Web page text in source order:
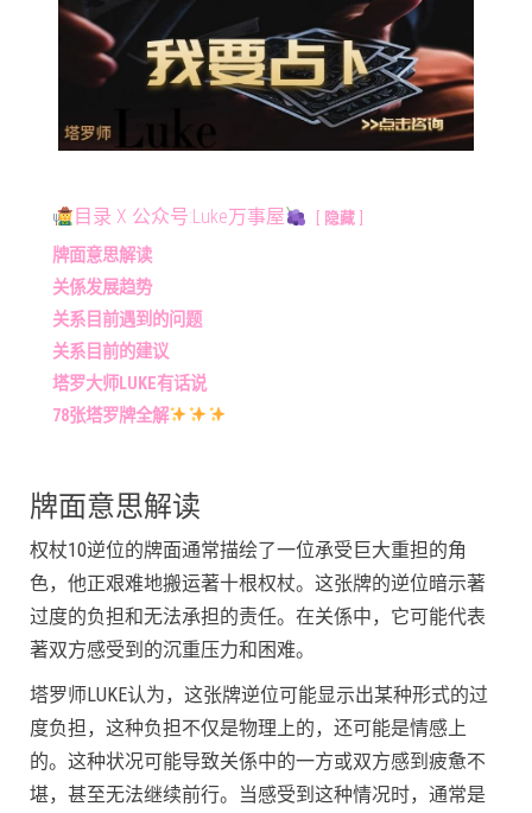
目录 X 公众号:Luke万事屋 隐藏
牌面意思解读
关係发展趋势
关系目前遇到的问题
关系目前的建议
塔罗大师LUKE有话说
78张塔罗牌全解
牌面意思解读
权杖10逆位的牌面通常描绘了一位承受巨大重担的角
色，他正艰难地搬运著十根权杖。这张牌的逆位暗示著
过度的负担和无法承担的责任。在关係中，它可能代表
著双方感受到的沉重压力和困难。
塔罗师LUKE认为，这张牌逆位可能显示出某种形式的过
度负担，这种负担不仅是物理上的，还可能是情感上
的。这种状况可能导致关係中的一方或双方感到疲惫不
堪，甚至无法继续前行。当感受到这种情况时，通常是